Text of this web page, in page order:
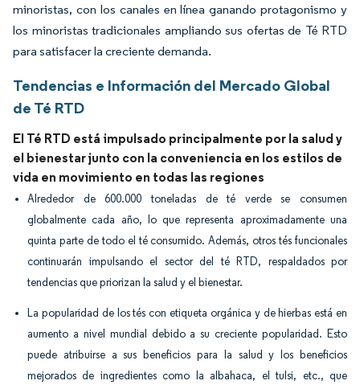
minoristas, con los canales en línea ganando protagonismo y
los minoristas tradicionales ampliando sus ofertas de Té RTD
para satisfacer la creciente demanda.
Tendencias e Información del Mercado Global
de Té RTD
El Té RTD está impulsado principalmente por la salud y
el bienestar junto con la conveniencia en los estilos de
vida en movimiento en todas las regiones
Alrededor de 600.000 toneladas de té verde se consumen
globalmente cada año, lo que representa aproximadamente una
quinta parte de todo el té consumido. Además, otros tés funcionales
continuarán impulsando el sector del té RTD, respaldados por
tendencias que priorizan la salud y el bienestar.
La popularidad de los tés con etiqueta orgánica y de hierbas está en
aumento a nivel mundial debido a su creciente popularidad. Esto
puede atribuirse a sus beneficios para la salud y los beneficios
mejorados de ingredientes como la albahaca, el tulsi, etc., que